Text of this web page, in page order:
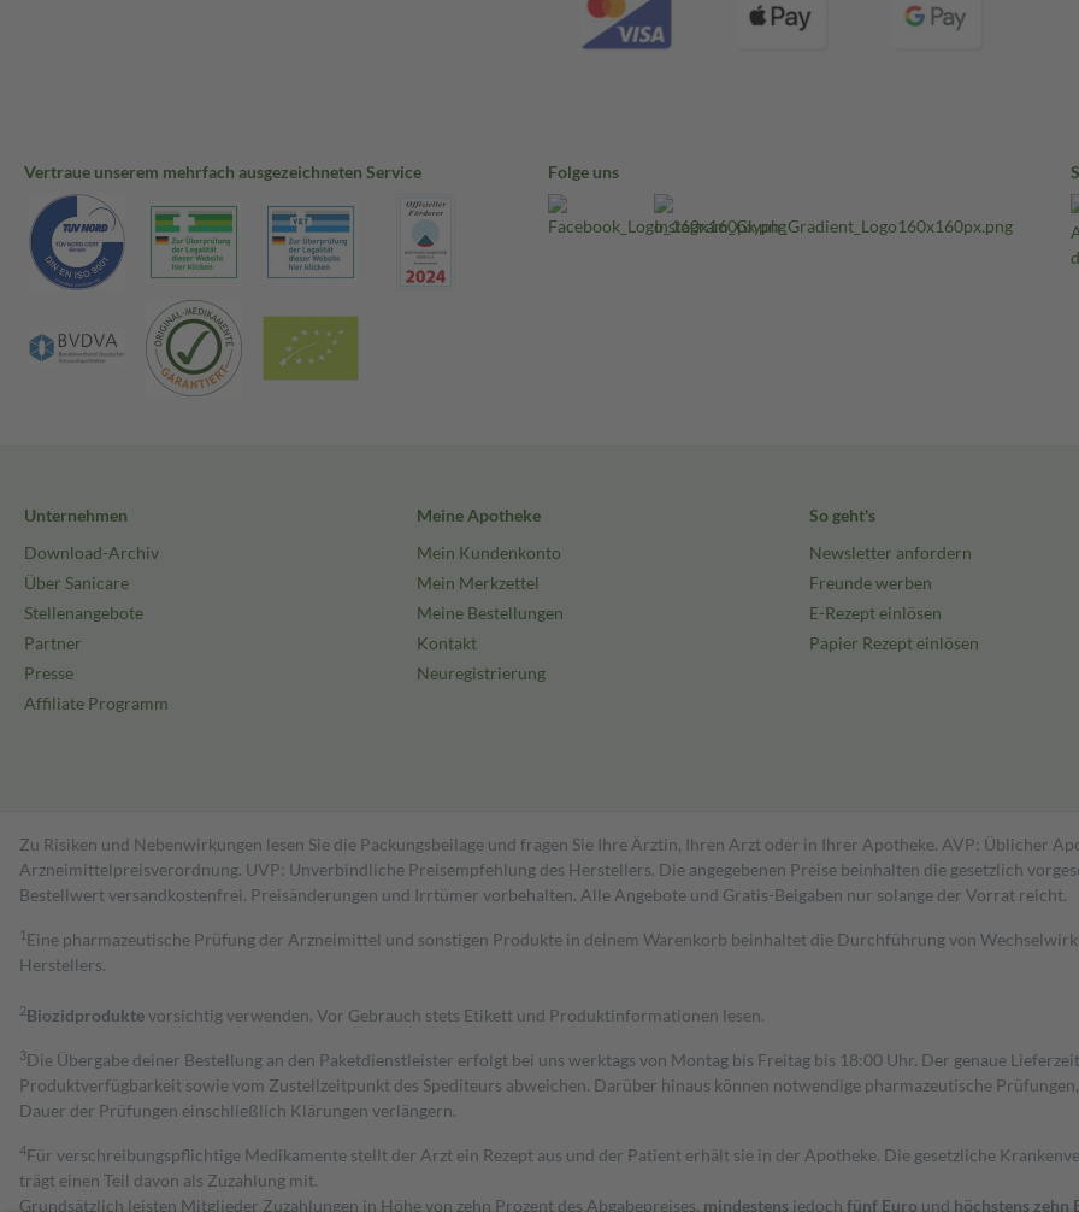
Vertraue unserem mehrfach ausgezeichneten Service Folge uns
Unternehmen
Download-Archiv
Über Sanicare
Stellenangebote
Partner
Presse
Affiliate Programm
Meine Apotheke
Mein Kundenkonto
Mein Merkzettel
Meine Bestellungen
Kontakt
Neuregistrierung
So geht's
Newsletter anfordern
Freunde werben
E-Rezept einlösen
Papier Rezept einlösen
Zu Risiken und Nebenwirkungen lesen Sie die Packungsbeilage und fragen Sie Ihre Ärztin, Ihren Arzt oder in Ihrer Apotheke. AVP: Üblicher
Arzneimittelpreisverordnung. UVP: Unverbindliche Preisempfehlung des Herstellers. Die angegebenen Preise beinhalten die gesetzlich
Bestell­wert versand­kosten­frei. Preisänderungen und Irrtümer vorbehalten. Alle Angebote und Gratis-Beigaben nur solange der Vorrat reicht.
1 Eine pharmazeutische Prüfung der Arzneimittel und sonstigen Produkte in deinem Warenkorb beinhaltet die Durchführung von
Herstellers.
2Biozidproduktevorsichtig verwenden. Vor Gebrauch stets Etikett und Produktinformationen lesen.
3Die Übergabe deiner Bestellung an den Paketdienstleister erfolgt bei uns werktags von Montag bis Freitag bis 18:00 Uhr. Der genaue
Produktverfügbarkeit sowie vom Zustellzeitpunkt des Spediteurs abweichen. Darüber hinaus können notwendige pharmazeutische
Dauer der Prüfungen einschließlich Klärungen verlängern.
4Für verschreibungspflichtige Medikamente stellt der Arzt ein Rezept aus und der Patient erhält sie in der Apotheke. Die gesetzliche
trägt einen Teil davon als Zuzahlung mit.
Grundsätzlich leisten Mitglieder Zuzahlungen in Höhe von zehn Prozent des Abgabepreises, mindestens jedoch fünf Euro und höchstens zehn